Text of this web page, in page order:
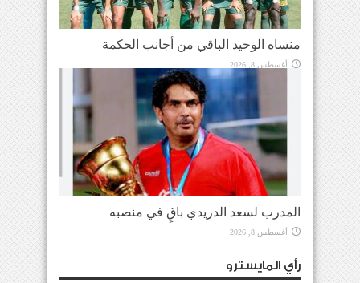
منساه الوحيد الباقي من أجانب الحكمة
أغسطس 8, 2026
المدرب لسعد الدريدي باقٍ في منصبه
أغسطس 8, 2026
رأي المايسترو